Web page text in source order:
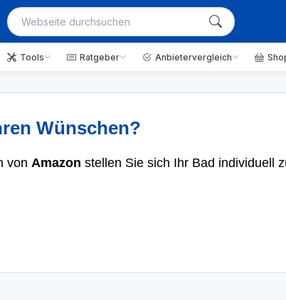
Tools Ratgeber Anbietervergleich
Wünschen?
von Amazon stellen Sie sich Ihr Bad individuell